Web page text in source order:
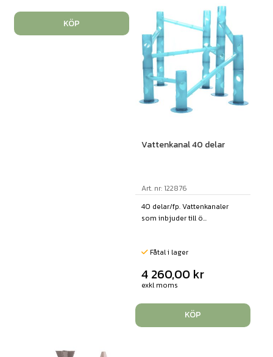
KÖP
Vattenkanal 40 delar
Art. nr: 122876
40 delar/fp. Vattenkanaler
som inbjuder till ö...
Fåtal i lager
4 260,00 kr
exkl moms
KÖP